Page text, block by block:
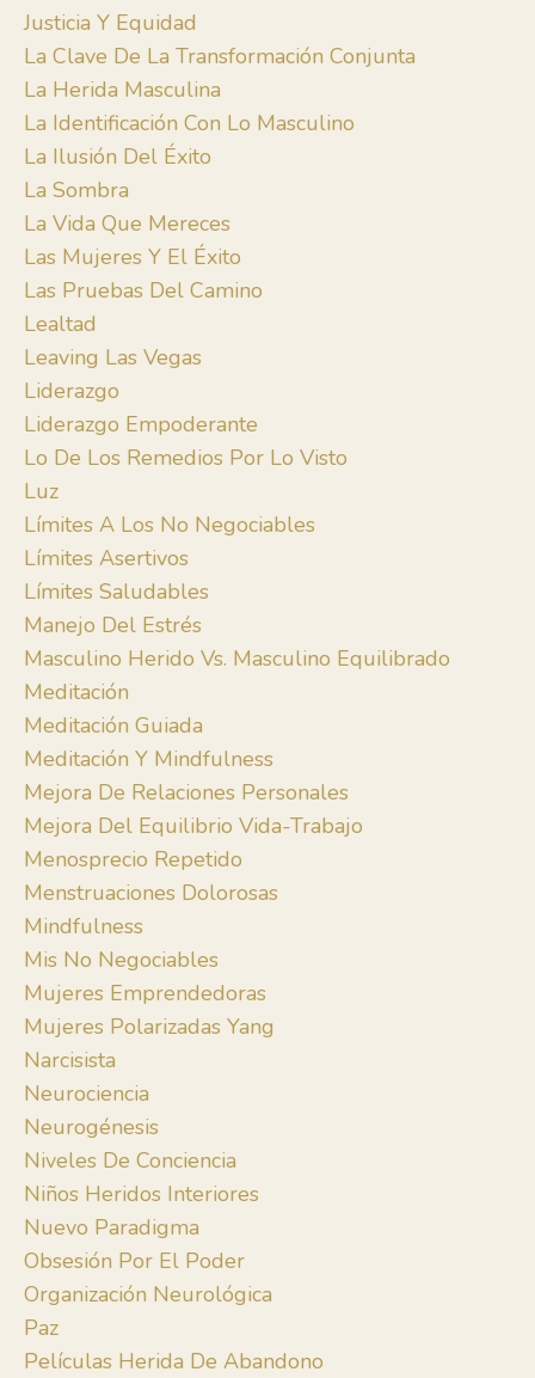
Justicia Y Equidad
La Clave De La Transformación Conjunta
La Herida Masculina
La Identificación Con Lo Masculino
La Ilusión Del Éxito
La Sombra
La Vida Que Mereces
Las Mujeres Y El Éxito
Las Pruebas Del Camino
Lealtad
Leaving Las Vegas
Liderazgo
Liderazgo Empoderante
Lo De Los Remedios Por Lo Visto
Luz
Límites A Los No Negociables
Límites Asertivos
Límites Saludables
Manejo Del Estrés
Masculino Herido Vs. Masculino Equilibrado
Meditación
Meditación Guiada
Meditación Y Mindfulness
Mejora De Relaciones Personales
Mejora Del Equilibrio Vida-Trabajo
Menosprecio Repetido
Menstruaciones Dolorosas
Mindfulness
Mis No Negociables
Mujeres Emprendedoras
Mujeres Polarizadas Yang
Narcisista
Neurociencia
Neurogénesis
Niveles De Conciencia
Niños Heridos Interiores
Nuevo Paradigma
Obsesión Por El Poder
Organización Neurológica
Paz
Películas Herida De Abandono